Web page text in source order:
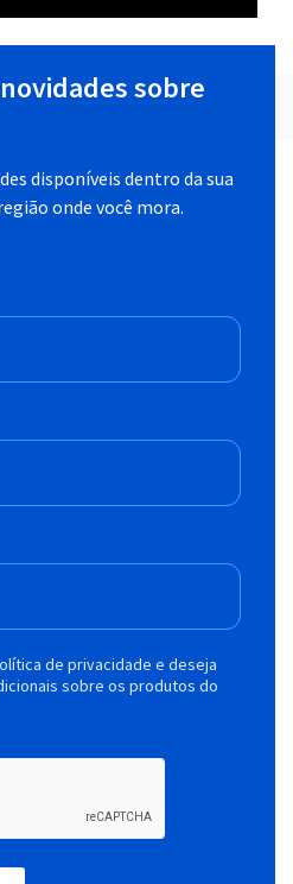
sobre
disponíveis dentro da sua
onde você mora.
de privacidade e deseja
sobre os produtos do